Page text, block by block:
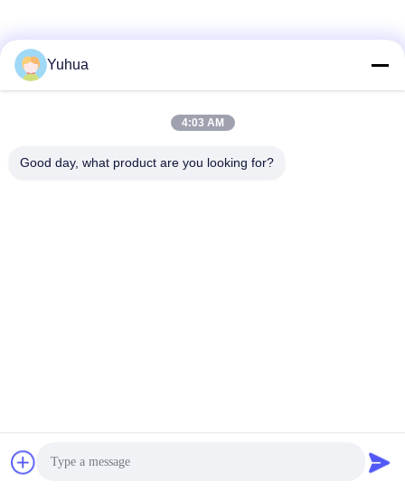
Yuhua
4:03 AM
Good day, what product are you looking for?